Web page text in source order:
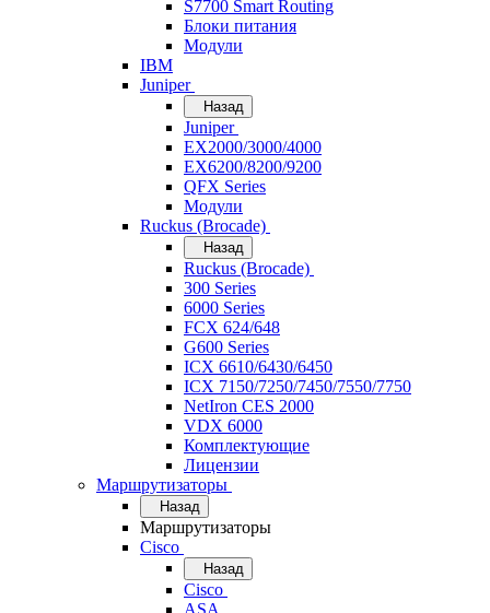
S7700 Smart Routing
Блоки питания
Модули
IBM
Juniper
Назад
Juniper
EX2000/3000/4000
EX6200/8200/9200
QFX Series
Модули
Ruckus (Brocade)
Назад
Ruckus (Brocade)
300 Series
6000 Series
FCX 624/648
G600 Series
ICX 6610/6430/6450
ICX 7150/7250/7450/7550/7750
NetIron CES 2000
VDX 6000
Комплектующие
Лицензии
Маршрутизаторы
Назад
Маршрутизаторы
Cisco
Назад
Cisco
ASA